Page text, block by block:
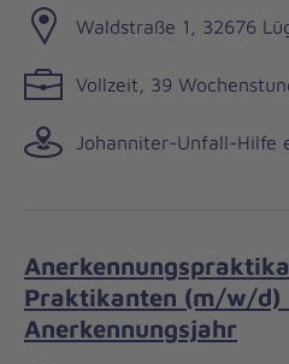
Waldstraße 1, 32676
Vollzeit, 39
Johanniter-Unfall-Hilfe
Praktikanten (m/w/d)
Anerkennungsjahr